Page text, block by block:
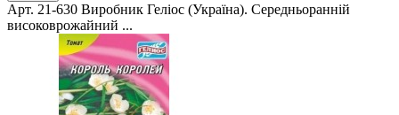
Арт. 21-630 Виробник Геліос (Україна). Середньоранній
високоврожайний ...